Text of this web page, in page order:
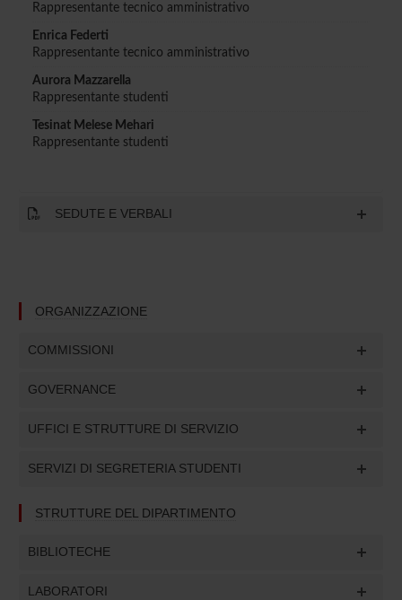
Rappresentante tecnico amministrativo
Enrica Federti
Rappresentante tecnico amministrativo
Aurora Mazzarella
Rappresentante studenti
Tesinat Melese Mehari
Rappresentante studenti
SEDUTE E VERBALI
ORGANIZZAZIONE
COMMISSIONI
GOVERNANCE
UFFICI E STRUTTURE DI SERVIZIO
SERVIZI DI SEGRETERIA STUDENTI
STRUTTURE DEL DIPARTIMENTO
BIBLIOTECHE
LABORATORI